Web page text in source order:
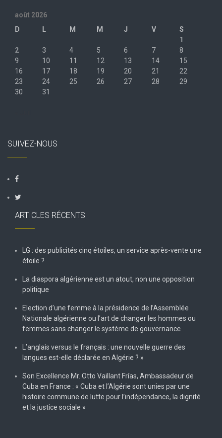
août 2026
D
L M M J V
S
1
2
3 4 5 6 7
8
9
10 11 12 13 14
15
16
17 18 19 20 21
22
23
24 25 26 27 28
29
30
31
SUIVEZ-NOUS
ARTICLES RÉCENTS
LG : des publicités cinq étoiles, un service après-vente une
étoile ?
La diaspora algérienne est un atout, non une opposition
politique
Election d’une femme à la présidence de l’Assemblée
Nationale algérienne ou l’art de changer les hommes ou
femmes sans changer le système de gouvernance
L’anglais versus le français : une nouvelle guerre des
langues est-elle déclarée en Algérie ? »
Son Excellence Mr. Otto Vaillant Frías, Ambassadeur de
Cuba en France : « Cuba et l’Algérie sont unies par une
histoire commune de lutte pour l’indépendance, la dignité
et la justice sociale »